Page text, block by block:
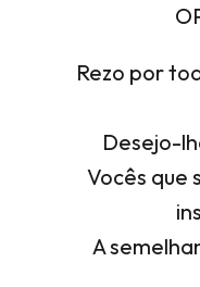
Rezo por
Desejo-
Vocês que
A